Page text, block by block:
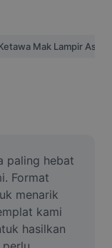
Mak Lampir Asli
paling hebat
Format
menarik
kami
hasilkan